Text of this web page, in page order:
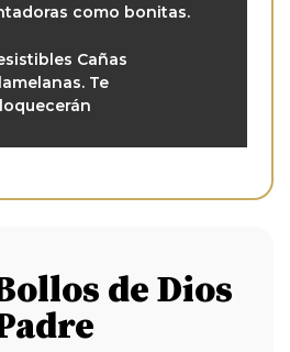
como bonitas.
Cañas
Te
de Dios